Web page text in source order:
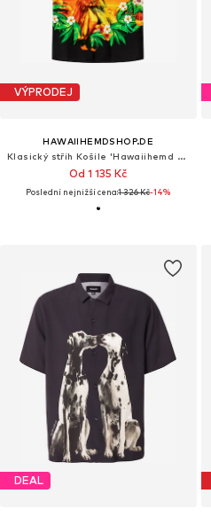
VÝPRODEJ
HAWAIIHEMDSHOP.DE
Klasický střih Košile 'Hawaiihemd Hawaiian Beauty'
Od 1 135 Kč
Poslední nejnižší cena:1 326 Kč-14%
DEAL